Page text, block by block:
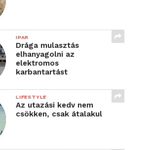
IPAR
Drága mulasztás
elhanyagolni az
elektromos
karbantartást
LIFESTYLE
Az utazási kedv nem
csökken, csak átalakul